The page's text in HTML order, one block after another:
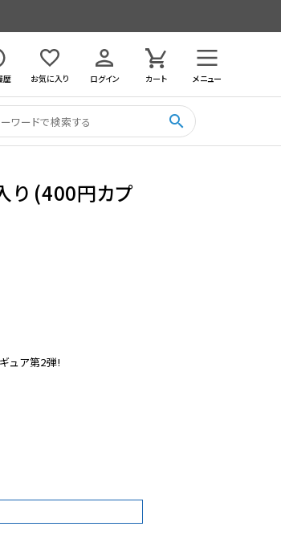
歴
お気に入り ログイン カート メニュー
search
り (400円カプ
ュア第2弾!